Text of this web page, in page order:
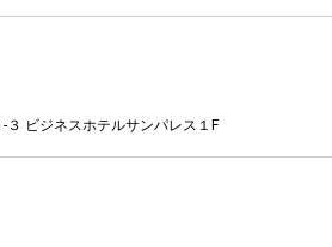
３ ビジネスホテルサンパレス１F